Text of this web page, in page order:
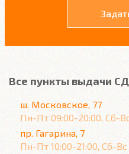
Все пункты выдачи
ш. Московское, 77
Пн-Пт 09:00-20:00, Сб-
пр. Гагарина, 7
Пн-Пт 10:00-21:00, Сб-Вс